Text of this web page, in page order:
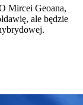
Mircei Geoana,
ale będzie